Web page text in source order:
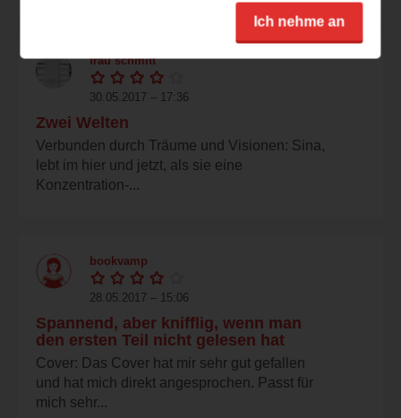
frau schmitt
30.05.2017 – 17:36
Zwei Welten
Verbunden durch Träume und Visionen: Sina,
lebt im hier und jetzt, als sie eine
Konzentration-...
bookvamp
28.05.2017 – 15:06
Spannend, aber knifflig, wenn man
den ersten Teil nicht gelesen hat
Cover: Das Cover hat mir sehr gut gefallen
und hat mich direkt angesprochen. Passt für
mich sehr...
Ich nehme an